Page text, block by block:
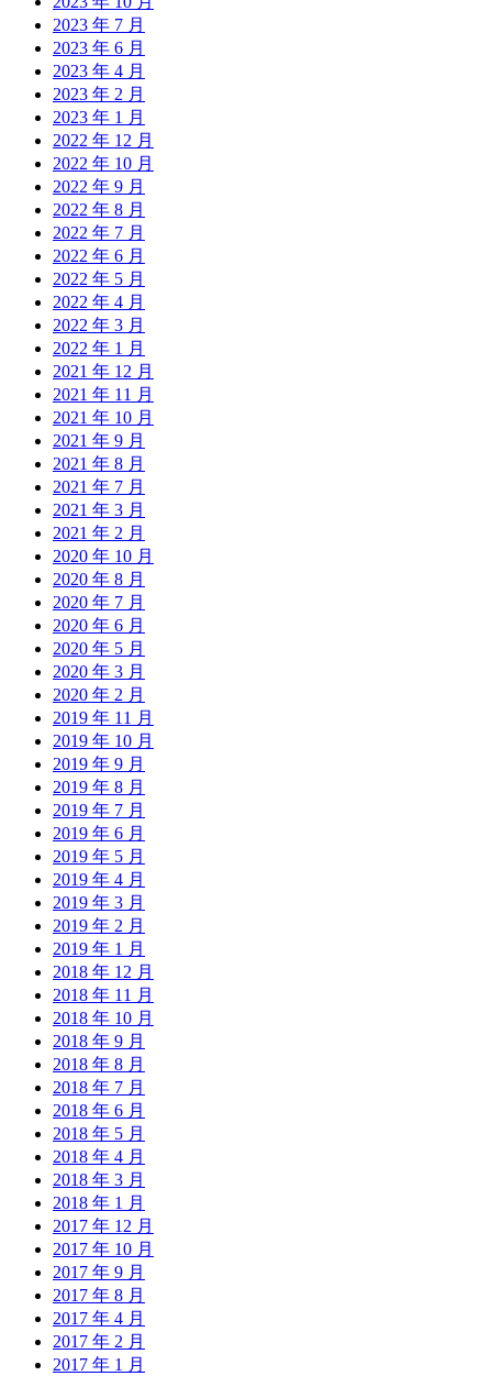
2023 年 7 月
2023 年 6 月
2023 年 4 月
2023 年 2 月
2023 年 1 月
2022 年 12 月
2022 年 10 月
2022 年 9 月
2022 年 8 月
2022 年 7 月
2022 年 6 月
2022 年 5 月
2022 年 4 月
2022 年 3 月
2022 年 1 月
2021 年 12 月
2021 年 11 月
2021 年 10 月
2021 年 9 月
2021 年 8 月
2021 年 7 月
2021 年 3 月
2021 年 2 月
2020 年 10 月
2020 年 8 月
2020 年 7 月
2020 年 6 月
2020 年 5 月
2020 年 3 月
2020 年 2 月
2019 年 11 月
2019 年 10 月
2019 年 9 月
2019 年 8 月
2019 年 7 月
2019 年 6 月
2019 年 5 月
2019 年 4 月
2019 年 3 月
2019 年 2 月
2019 年 1 月
2018 年 12 月
2018 年 11 月
2018 年 10 月
2018 年 9 月
2018 年 8 月
2018 年 7 月
2018 年 6 月
2018 年 5 月
2018 年 4 月
2018 年 3 月
2018 年 1 月
2017 年 12 月
2017 年 10 月
2017 年 9 月
2017 年 8 月
2017 年 4 月
2017 年 2 月
2017 年 1 月